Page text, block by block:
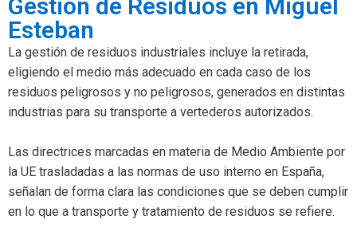
Gestión de Residuos en Miguel
Esteban
La gestión de residuos industriales incluye la retirada,
eligiendo el medio más adecuado en cada caso de los
residuos peligrosos y no peligrosos, generados en distintas
industrias para su transporte a vertederos autorizados.
Las directrices marcadas en materia de Medio Ambiente por
la UE trasladadas a las normas de uso interno en España,
señalan de forma clara las condiciones que se deben cumplir
en lo que a transporte y tratamiento de residuos se refiere.